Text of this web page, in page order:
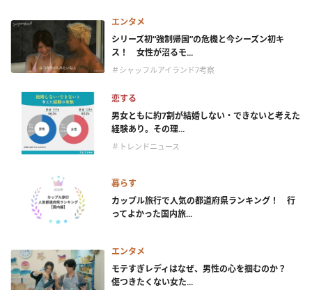
エンタメ
シリーズ初“強制帰国”の危機と今シーズン初キ
ス！ 女性が沼るモ...
＃シャッフルアイランド7考察
恋する
男女ともに約7割が結婚しない・できないと考えた
経験あり。その理...
＃トレンドニュース
暮らす
カップル旅行で人気の都道府県ランキング！ 行
ってよかった国内旅...
エンタメ
モテすぎレディはなぜ、男性の心を掴むのか？
傷つきたくない女た...